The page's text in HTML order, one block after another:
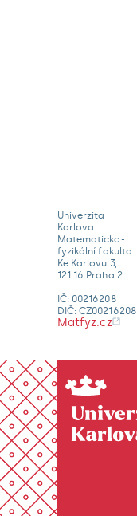
Univerzita
Karlova
Matematicko-
fyzikální fakulta
Ke Karlovu 3,
121 16 Praha 2
IČ: 00216208
DIČ: CZ00216208
Matfyz.cz